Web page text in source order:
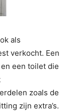
als
verkocht. Een
een toilet die
zoals de
zijn extra’s.